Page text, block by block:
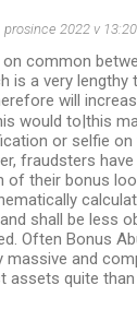
prosince 2022 v 13:20
common
is a very lengthy
will
would to|this
or selfie on
fraudsters
of their bonus
shall be less
Often Bonus
massive and
assets quite